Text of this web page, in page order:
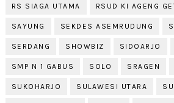
RS SIAGA UTAMA RSUD KI AGENG
SAYUNG SEKDES ASEMRUDUNG
SERDANG SHOWBIZ SIDOARJO
SMP N 1 GABUS SOLO SRAGEN
SUKOHARJO SULAWESI UTARA